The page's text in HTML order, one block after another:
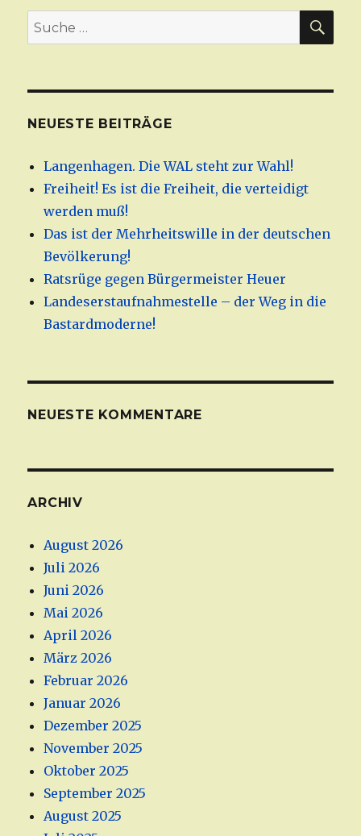
Suche
nach:
NEUESTE BEITRÄGE
Langenhagen. Die WAL steht zur Wahl!
Freiheit! Es ist die Freiheit, die verteidigt
werden muß!
Das ist der Mehrheitswille in der deutschen
Bevölkerung!
Ratsrüge gegen Bürgermeister Heuer
Landeserstaufnahmestelle – der Weg in die
Bastardmoderne!
NEUESTE KOMMENTARE
ARCHIV
August 2026
Juli 2026
Juni 2026
Mai 2026
April 2026
März 2026
Februar 2026
Januar 2026
Dezember 2025
November 2025
Oktober 2025
September 2025
August 2025